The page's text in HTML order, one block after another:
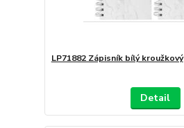
LP71882 Zápisník bílý kroužkový
Detail